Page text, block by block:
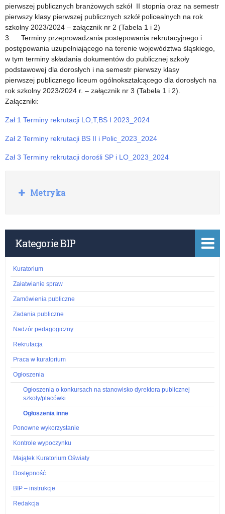
pierwszej publicznych branżowych szkół II stopnia oraz na semestr
pierwszy klasy pierwszej publicznych szkół policealnych na rok
szkolny 2023/2024 – załącznik nr 2 (Tabela 1 i 2)
3. Terminy przeprowadzania postępowania rekrutacyjnego i
postępowania uzupełniającego na terenie województwa śląskiego,
w tym terminy składania dokumentów do publicznej szkoły
podstawowej dla dorosłych i na semestr pierwszy klasy
pierwszej publicznego liceum ogólnokształcącego dla dorosłych na
rok szkolny 2023/2024 r. – załącznik nr 3 (Tabela 1 i 2).
Załączniki:
Zał 1 Terminy rekrutacji LO,T,BS I 2023_2024
Zał 2 Terminy rekrutacji BS II i Polic_2023_2024
Zał 3 Terminy rekrutacji dorośli SP i LO_2023_2024
mogą
być
wymienione
na
świadectwie
ukończenia
i
uwzględnione
postępowaniu
w
roku
2022/2023
R
o
i
Metryka
Kategorie BIP
Kuratorium
Załatwianie spraw
Zamówienia publiczne
Zadania publiczne
Nadzór pedagogiczny
Rekrutacja
Praca w kuratorium
Ogłoszenia
Ogłoszenia o konkursach na stanowisko dyrektora publicznej
szkoły/placówki
Ogłoszenia inne
Ponowne wykorzystanie
Kontrole wypoczynku
Majątek Kuratorium Oświaty
Dostępność
BIP – instrukcje
Redakcja